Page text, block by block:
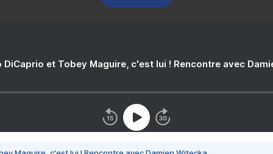
DiCaprio et Tobey Maguire, c'est lui ! Rencontre avec